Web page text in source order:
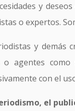
y
o expertos.
y demás
o agentes
con el
el